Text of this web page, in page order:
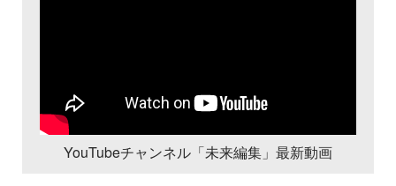
YouTubeチャンネル「未来編集」最新動画